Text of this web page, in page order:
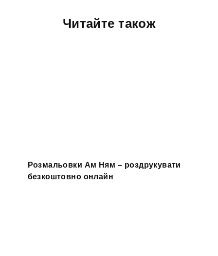
Читайте також
Розмальовки Ам Ням – роздрукувати
безкоштовно онлайн